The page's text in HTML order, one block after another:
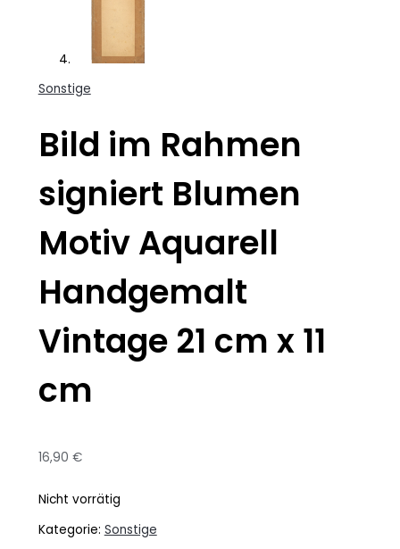
Sonstige
Bild im Rahmen
signiert Blumen
Motiv Aquarell
Handgemalt
Vintage 21 cm x 11
cm
16,90 €
Nicht vorrätig
Kategorie: Sonstige